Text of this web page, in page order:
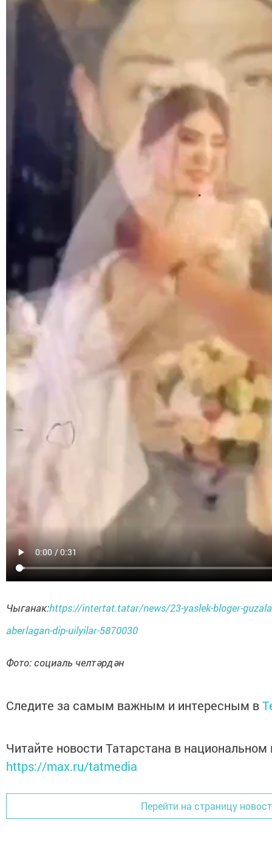
Чыганак:https://intertat.tatar/news/23-yaslek-bloger-
aberlagan-dip-uilyilar-5870030
Фото: социаль челтәрдән
Следите за самым важным и интересным в
Читайте новости Татарстана в
https://max.ru/tatmedia
Перейти на страницу